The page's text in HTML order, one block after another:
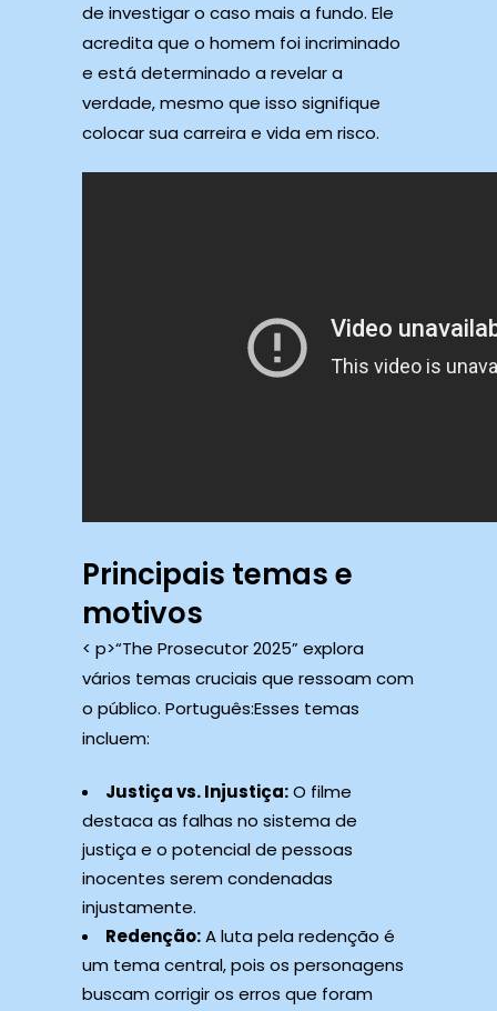
de investigar o caso mais a fundo. Ele
acredita que o homem foi incriminado
e está determinado a revelar a
verdade, mesmo que isso signifique
colocar sua carreira e vida em risco.
Principais temas e
motivos
< p>“The Prosecutor 2025” explora
vários temas cruciais que ressoam com
o público. Português:Esses temas
incluem:
Justiça vs. Injustiça:O filme
destaca as falhas no sistema de
justiça e o potencial de pessoas
inocentes serem condenadas
injustamente.
Redenção:A luta pela redenção é
um tema central, pois os personagens
buscam corrigir os erros que foram